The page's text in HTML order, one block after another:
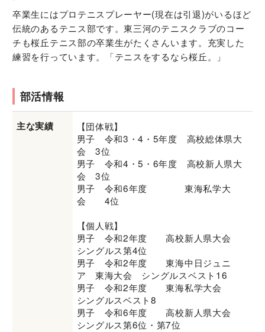
卒業生にはプロテニスプレーヤー(現在は引退)がいるほど
伝統のあるテニス部です。東三河のテニスクラブのコー
チも桜丘テニス部の卒業生がたくさんいます。充実した
練習を行っています。「テニスをするなら桜丘。」
部活情報
主な実績
【団体戦】
男子 令和3・4・5年度 高校総体県大
会 3位
男子 令和4・5・6年度 高校新人県大
会 3位
男子 令和6年度 東海私学大
会 4位
【個人戦】
男子 令和2年度 高校新人県大会
シングルス第4位
男子 令和2年度 東海中日ジュニ
ア 東海大会 シングルスベスト16
男子 令和2年度 東海私学大会
シングルスベスト8
男子 令和6年度 高校新人県大会
シングルス第6位・第7位